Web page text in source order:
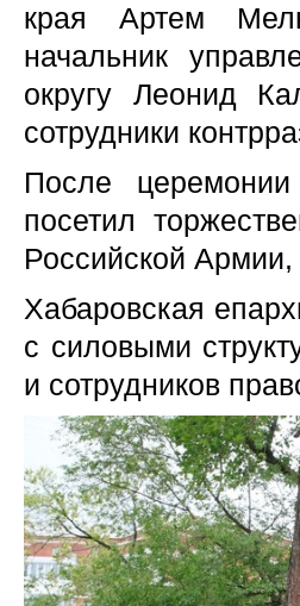
края Артем
начальник
округу Леонид
сотрудники
После
посетил
Российской
Хабаровская
с силовыми
и сотрудников